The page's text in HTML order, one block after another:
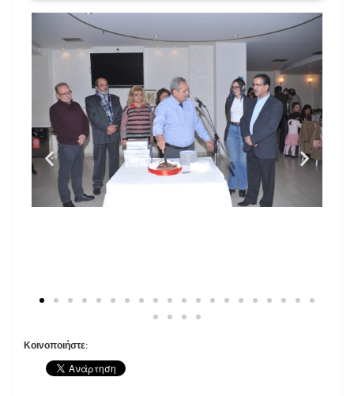
Κοινοποιήστε: